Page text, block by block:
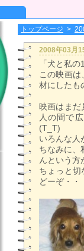
トップページ >
2008年03月
「犬と私
この映画
材にしたも
映画はまだ
人の間で
(T_T)
いろんな人
ちなみに
んという方
ちょっと切
どーぞ・・